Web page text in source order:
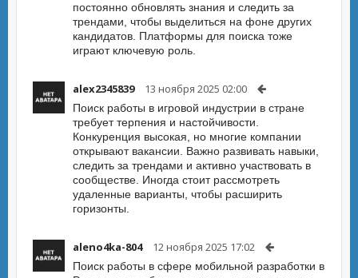
постоянно обновлять знания и следить за
трендами, чтобы выделиться на фоне других
кандидатов. Платформы для поиска тоже
играют ключевую роль.
alex2345839 13 ноября 2025 02:00
Поиск работы в игровой индустрии в стране
требует терпения и настойчивости.
Конкуренция высокая, но многие компании
открывают вакансии. Важно развивать навыки,
следить за трендами и активно участвовать в
сообществе. Иногда стоит рассмотреть
удаленные варианты, чтобы расширить
горизонты.
aleno4ka-804 12 ноября 2025 17:02
Поиск работы в сфере мобильной разработки в